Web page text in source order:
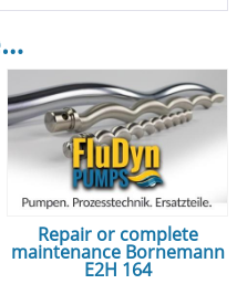
Repair or complete
maintenance Bornemann
E2H 164